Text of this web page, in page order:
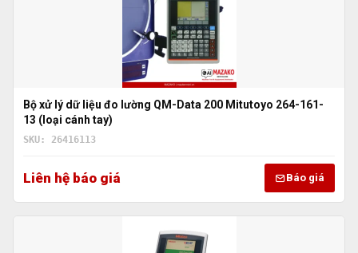
Bộ xử lý dữ liệu đo lường QM-Data 200 Mitutoyo 264-161-
13 (loại cánh tay)
SKU: 26416113
Liên hệ báo giá Báo giá